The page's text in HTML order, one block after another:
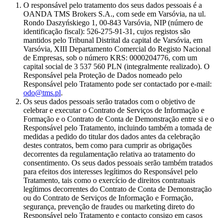
O responsável pelo tratamento dos seus dados pessoais é a
OANDA TMS Brokers S.A., com sede em Varsóvia, na ul.
Rondo Daszyńskiego 1, 00-843 Varsóvia, NIP (número de
identificação fiscal): 526-275-91-31, cujos registos são
mantidos pelo Tribunal Distrital da capital de Varsóvia, em
Varsóvia, XIII Departamento Comercial do Registo Nacional
de Empresas, sob o número KRS: 0000204776, com um
capital social de 3 537 560 PLN (integralmente realizado). O
Responsável pela Proteção de Dados nomeado pelo
Responsável pelo Tratamento pode ser contactado por e-mail:
odo@tms.pl.
Os seus dados pessoais serão tratados com o objetivo de
celebrar e executar o Contrato de Serviços de Informação e
Formação e o Contrato de Conta de Demonstração entre si e o
Responsável pelo Tratamento, incluindo também a tomada de
medidas a pedido do titular dos dados antes da celebração
destes contratos, bem como para cumprir as obrigações
decorrentes da regulamentação relativa ao tratamento do
consentimento. Os seus dados pessoais serão também tratados
para efeitos dos interesses legítimos do Responsável pelo
Tratamento, tais como o exercício de direitos contratuais
legítimos decorrentes do Contrato de Conta de Demonstração
ou do Contrato de Serviços de Informação e Formação,
segurança, prevenção de fraudes ou marketing direto do
Responsável pelo Tratamento e contacto consigo em casos